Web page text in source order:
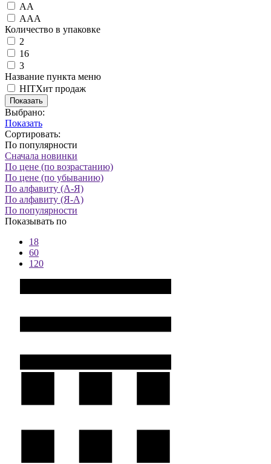
АА
ААА
Количество в упаковке
2
16
3
Название пункта меню
HITХит продаж
Показать
Выбрано:
Показать
Сортировать:
По популярности
Сначала новинки
По цене (по возрастанию)
По цене (по убыванию)
По алфавиту (А-Я)
По алфавиту (Я-А)
По популярности
Показывать по
18
60
120